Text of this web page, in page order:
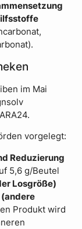
im Mai
vorgelegt:
Reduzierung
5,6 g/Beutel
Losgröße)
Produkt wird